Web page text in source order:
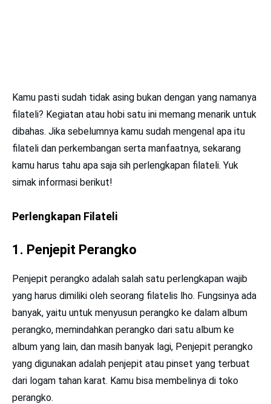
Kamu pasti sudah tidak asing bukan dengan yang namanya
filateli? Kegiatan atau hobi satu ini memang menarik untuk
dibahas. Jika sebelumnya kamu sudah mengenal apa itu
filateli dan perkembangan serta manfaatnya, sekarang
kamu harus tahu apa saja sih perlengkapan filateli. Yuk
simak informasi berikut!
Perlengkapan Filateli
1. Penjepit Perangko
Penjepit perangko adalah salah satu perlengkapan wajib
yang harus dimiliki oleh seorang filatelis lho. Fungsinya ada
banyak, yaitu untuk menyusun perangko ke dalam album
perangko, memindahkan perangko dari satu album ke
album yang lain, dan masih banyak lagi, Penjepit perangko
yang digunakan adalah penjepit atau pinset yang terbuat
dari logam tahan karat. Kamu bisa membelinya di toko
perangko.